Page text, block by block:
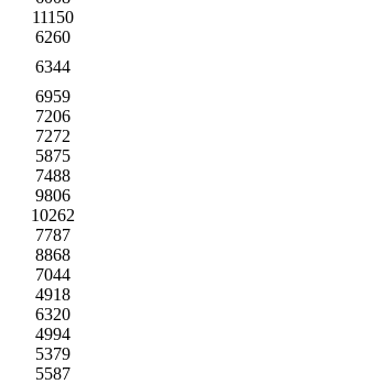
11150
6260
6344
6959
7206
7272
5875
7488
9806
10262
7787
8868
7044
4918
6320
4994
5379
5587